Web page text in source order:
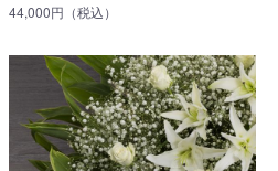
44,000円（税込）